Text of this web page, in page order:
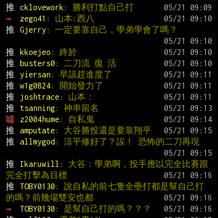
推
cklovework : 勝利打點自己打
→
zego41 : 山本:西八
推
Gjerry : 一定要靠自己，學弟學會了嗎？
推
kkoejeo : 終於
推
busters0 : 二刀流 復 活
推
yiersan: 早該趕進度了
推
w1g0824: 開始發力了
推
joshtrace : 山本：
推
tsanning: 神串留名
噓
z2004hume : 自私鬼
推
amputate : 大谷勝投還是要靠翔平
推
allmygod : 涼平修好了？誒！ 恐怖的二刀再現
推
Ikaruwill : 大谷：學弟啊，投手應以完全比賽跟
完全打擊為目標
推
TOBY0130 : 說自私的前七隻全壘打都是幫自己打
的嗎？前幾場雙安也都
→
TOBY0130 : 是幫自己打的嗎？？？